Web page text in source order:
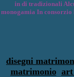
in di tradizionali
monogamia In
disegni
matrimonio